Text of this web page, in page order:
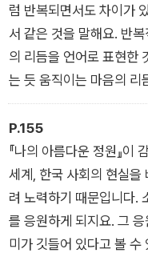
럼 반복되면서도 차이가
서 같은 것을 말해요. 반
의 리듬을 언어로 표현한
는 듯 움직이는 마음의 리
P.155
『나의 아름다운 정원』이
세계, 한국 사회의 현실을
려 노력하기 때문입니다.
를 응원하게 되지요. 그
미가 깃들어 있다고 볼 수